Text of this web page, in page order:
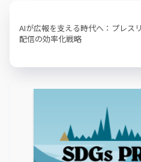
AIが広報を支える時代へ：プレス
配信の効率化戦略